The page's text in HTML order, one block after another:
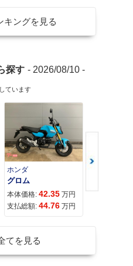
キングを見る
探す - 2026/08/10 -
ています
ホンダ
グロム
本体価格: 42.35 万円
支払総額: 44.76 万円
てを見る